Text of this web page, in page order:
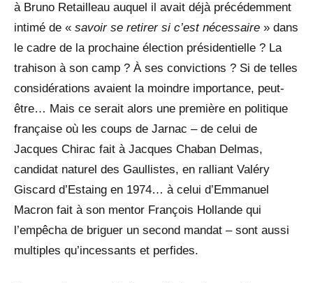
à Bruno Retailleau auquel il avait déjà précédemment
intimé de « savoir se retirer si c’est nécessaire » dans
le cadre de la prochaine élection présidentielle ? La
trahison à son camp ? À ses convictions ? Si de telles
considérations avaient la moindre importance, peut-
être… Mais ce serait alors une première en politique
française où les coups de Jarnac – de celui de
Jacques Chirac fait à Jacques Chaban Delmas,
candidat naturel des Gaullistes, en ralliant Valéry
Giscard d’Estaing en 1974… à celui d’Emmanuel
Macron fait à son mentor François Hollande qui
l’empêcha de briguer un second mandat – sont aussi
multiples qu’incessants et perfides.